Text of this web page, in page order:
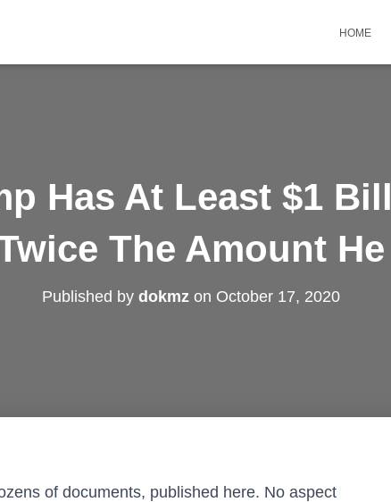
HOME
Has At Least $1
The Amount
Published by dokmz on October 17, 2020
of documents, published here. No aspect